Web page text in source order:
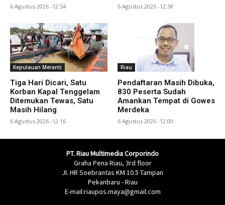
6 Agustus 2026 -12:54 6 Agustus 2026 -12:38
Kepulauan Meranti
Tiga Hari Dicari, Satu
Korban Kapal Tenggelam
Ditemukan Tewas, Satu
Masih Hilang
6 Agustus 2026 -12:16
Riau
Pendaftaran Masih Dibuka,
830 Peserta Sudah
Amankan Tempat di Gowes
Merdeka
6 Agustus 2026 -12:00
PT. Riau Multimedia Corporindo
Graha Pena Riau, 3rd floor
Jl. HR Soebrantas KM 10.5 Tampan
Pekanbaru - Riau
E-mail:riaupos.maya@gmail.com